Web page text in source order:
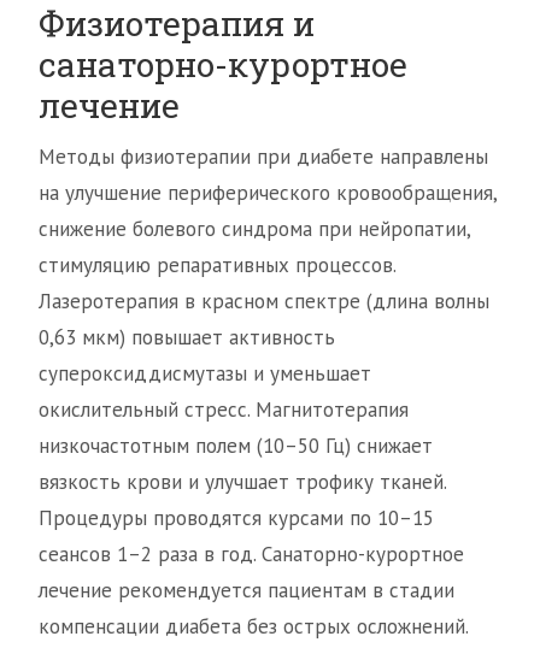
Физиотерапия и
санаторно-курортное
лечение
Методы физиотерапии при диабете направлены
на улучшение периферического кровообращения,
снижение болевого синдрома при нейропатии,
стимуляцию репаративных процессов.
Лазеротерапия в красном спектре (длина волны
0,63 мкм) повышает активность
супероксиддисмутазы и уменьшает
окислительный стресс. Магнитотерапия
низкочастотным полем (10–50 Гц) снижает
вязкость крови и улучшает трофику тканей.
Процедуры проводятся курсами по 10–15
сеансов 1–2 раза в год. Санаторно-курортное
лечение рекомендуется пациентам в стадии
компенсации диабета без острых осложнений.